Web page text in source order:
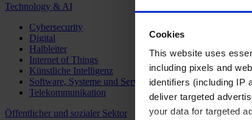
Cookies
This website uses
including pixels and
identifiers (including IP
deliver targeted
your data for targeted
Technology & AI
Cybersecurity
Digital
Halbleiter
Internet of Things
Künstliche Intelligenz
Software, Systeme und Services
Telekommunikation
Öffentlicher und sozialer Sektor